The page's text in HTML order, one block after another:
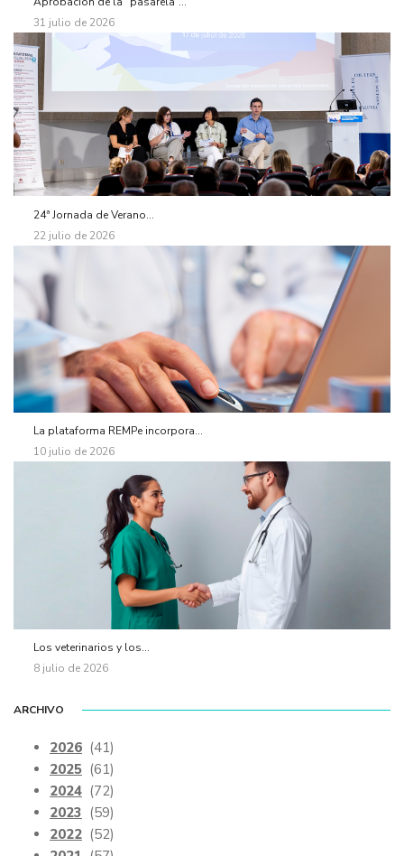
31 julio de 2026
24ª Jornada de Verano...
22 julio de 2026
La plataforma REMPe incorpora...
10 julio de 2026
Los veterinarios y los...
8 julio de 2026
ARCHIVO
2026 (41)
2025 (61)
2024 (72)
2023 (59)
2022 (52)